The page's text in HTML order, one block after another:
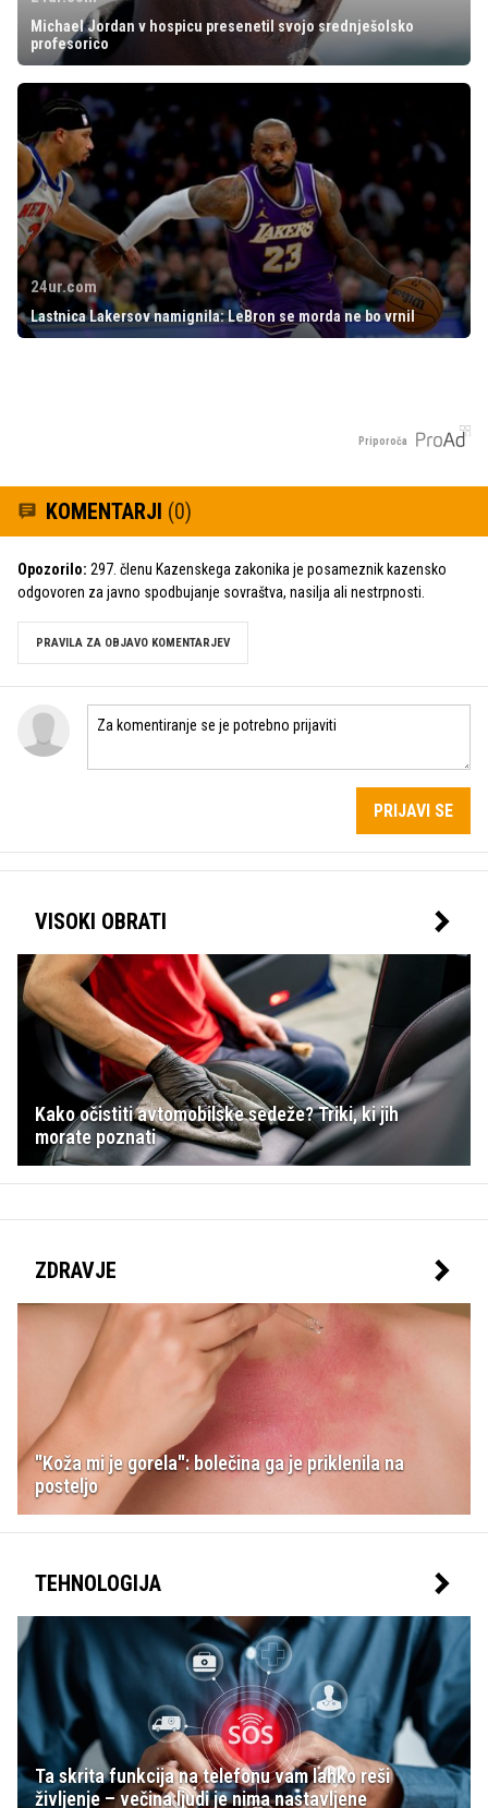
Michael Jordan v hospicu presenetil svojo srednješolsko
profesorico
24ur.com
Lastnica Lakersov namignila: LeBron se morda ne bo vrnil
Priporoča
KOMENTARJI (0)
Opozorilo: 297. členu Kazenskega zakonika je posameznik kazensko
odgovoren za javno spodbujanje sovraštva, nasilja ali nestrpnosti.
PRAVILA ZA OBJAVO KOMENTARJEV
PRIJAVI SE
VISOKI OBRATI
Kako očistiti avtomobilske sedeže? Triki, ki jih
morate poznati
ZDRAVJE
"Koža mi je gorela": bolečina ga je priklenila na
posteljo
TEHNOLOGIJA
Ta skrita funkcija na telefonu vam lahko reši
življenje – večina ljudi je nima nastavljene